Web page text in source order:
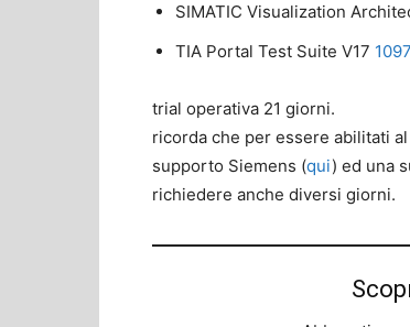
SIMATIC Visualization
TIA Portal Test Suite V17
trial operativa 21 giorni.
ricorda che per essere abilitati
supporto Siemens (qui) ed una
richiedere anche diversi giorni.